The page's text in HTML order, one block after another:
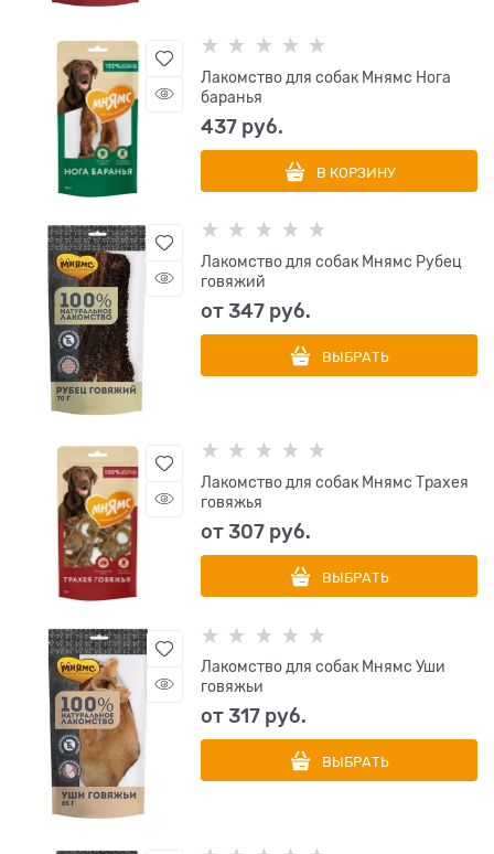
Лакомство для собак Мнямс Нога
баранья
437 руб.
В КОРЗИНУ
Лакомство для собак Мнямс Рубец
говяжий
от347 руб.
ВЫБРАТЬ
Лакомство для собак Мнямс Трахея
говяжья
от307 руб.
ВЫБРАТЬ
Лакомство для собак Мнямс Уши
говяжьи
от317 руб.
ВЫБРАТЬ